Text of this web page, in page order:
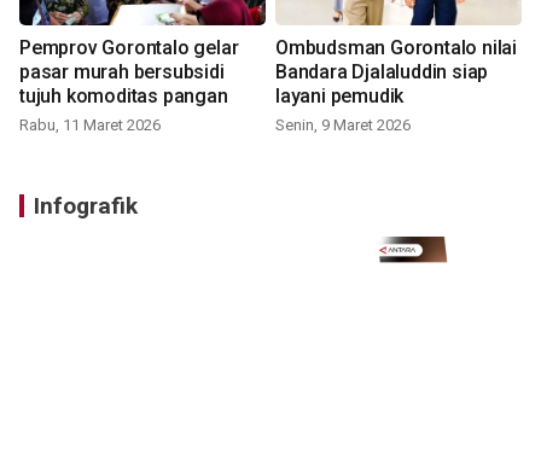
Pemprov Gorontalo gelar
pasar murah bersubsidi
tujuh komoditas pangan
Rabu, 11 Maret 2026
Ombudsman Gorontalo nilai
Bandara Djalaluddin siap
layani pemudik
Senin, 9 Maret 2026
Infografik